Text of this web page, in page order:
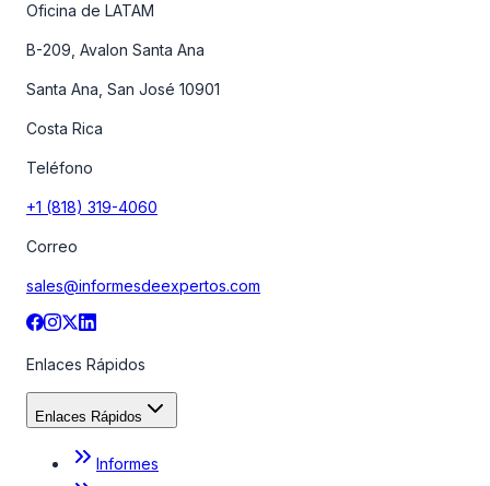
Oficina de LATAM
B-209, Avalon Santa Ana
Santa Ana, San José 10901
Costa Rica
Teléfono
+1 (818) 319-4060
Correo
sales@informesdeexpertos.com
Enlaces Rápidos
Enlaces Rápidos
Informes